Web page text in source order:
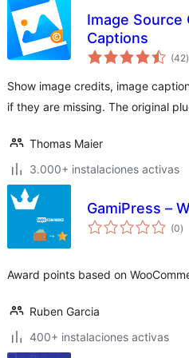
Image Source
Captions
(42)
Show image credits, image
if they are missing. The original
Thomas Maier
3.000+ instalaciones activas
GamiPress –
(0)
Award points based on
Ruben Garcia
400+ instalaciones activas